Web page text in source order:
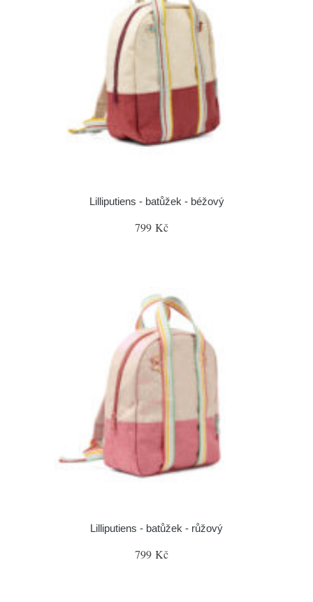
Lilliputiens - batůžek - béžový
799 Kč
Lilliputiens - batůžek - růžový
799 Kč